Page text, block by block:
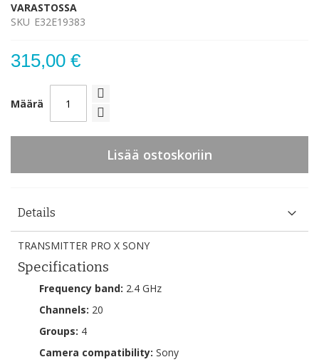
VARASTOSSA
SKU E32E19383
315,00 €
Määrä
Lisää ostoskoriin
Details
TRANSMITTER PRO X SONY
Specifications
Frequency band: 2.4 GHz
Channels: 20
Groups: 4
Camera compatibility: Sony